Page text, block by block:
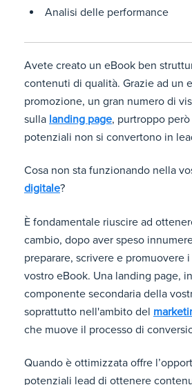
Analisi delle performance
Avete creato un eBook ben
contenuti di qualità. Grazie ad un
promozione, un gran numero di
sulla landing page, purtroppo
potenziali non si convertono in
Cosa non sta funzionando nella
digitale?
È fondamentale riuscire ad
cambio, dopo aver speso
preparare, scrivere e promuovere
vostro eBook. Una landing page,
componente secondaria della
soprattutto nell'ambito del
che muove il processo di
Quando è ottimizzata offre
potenziali lead di ottenere